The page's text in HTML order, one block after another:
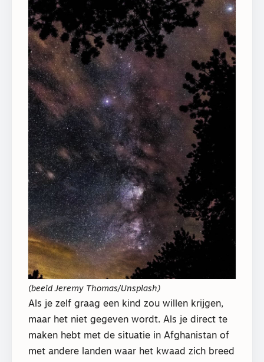
(beeld Jeremy Thomas/Unsplash)
Als je zelf graag een kind zou willen krijgen,
maar het niet gegeven wordt. Als je direct te
maken hebt met de situatie in Afghanistan of
met andere landen waar het kwaad zich breed